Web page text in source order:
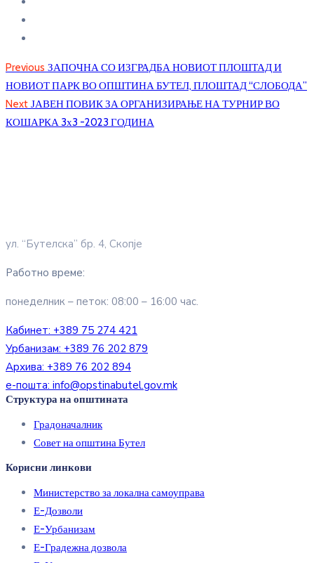
Previous ЗАПОЧНА СО ИЗГРАДБА НОВИОТ ПЛОШТАД И
НОВИОТ ПАРК ВО ОПШТИНА БУТЕЛ, ПЛОШТАД “СЛОБОДА”
Next ЈАВЕН ПОВИК ЗА ОРГАНИЗИРАЊЕ НА ТУРНИР ВО
КОШАРКА 3х3 -2023 ГОДИНА
ул. “Бутелска” бр. 4, Скопје
Работно време:
понеделник – петок: 08:00 – 16:00 час.
Кабинет: +389 75 274 421
Урбанизам: +389 76 202 879
Архива: +389 76 202 894
е-пошта: info@opstinabutel.gov.mk
Структура на општината
Градоначалник
Совет на општина Бутел
Корисни линкови
Министерство за локална самоуправа
Е-Дозволи
Е-Урбанизам
Е-Градежна дозвола